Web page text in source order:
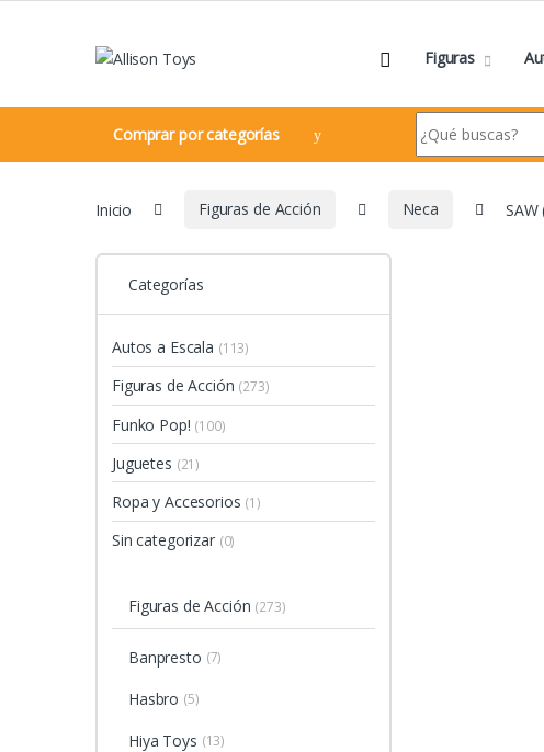
Figuras
Comprar por categorías
Search for:
Inicio Figuras de Acción Neca SAW
Categorías
Autos a Escala (113)
Figuras de Acción (273)
Funko Pop! (100)
Juguetes (21)
Ropa y Accesorios (1)
Sin categorizar (0)
Figuras de Acción (273)
Banpresto (7)
Hasbro (5)
Hiya Toys (13)